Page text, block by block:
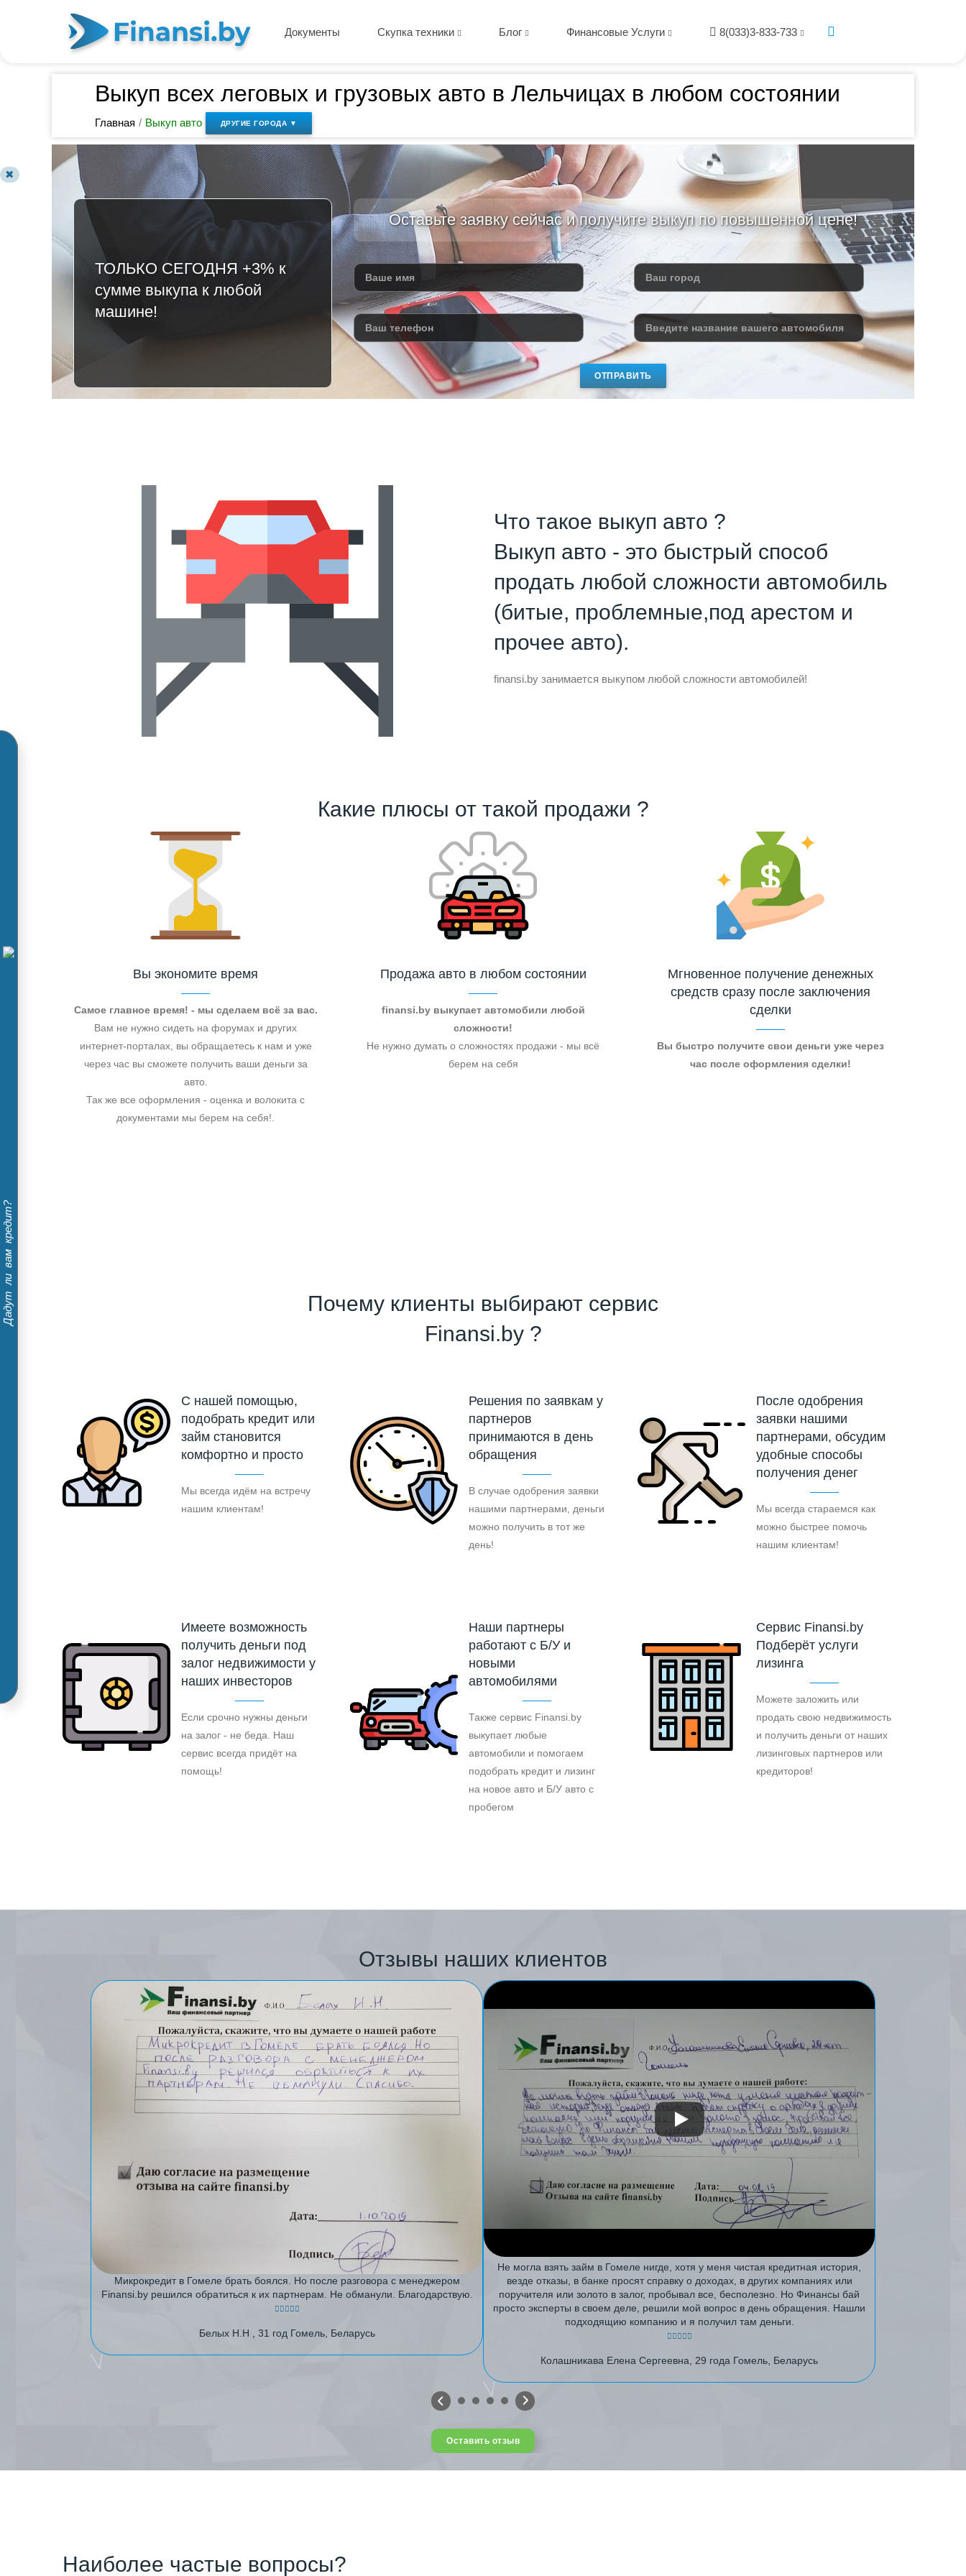
Документы Скупка техники Блог Финансовые Услуги 8(033)3-833-733
✖
Дадут ли вам кредит?
Выкуп всех леговых и грузовых авто в Лельчицах в любом состоянии
Главная / Выкуп авто ДРУГИЕ ГОРОДА ▼
ТОЛЬКО СЕГОДНЯ +3% к
сумме выкупа к любой
машине!
Оставьте заявку сейчас и получите выкуп по повышенной цене!
ОТПРАВИТЬ
Что такое выкуп авто ?
Выкуп авто - это быстрый способ
продать любой сложности автомобиль
(битые, проблемные,под арестом и
прочее авто).
finansi.by занимается выкупом любой сложности автомобилей!
Какие плюсы от такой продажи ?
Вы экономите время
Самое главное время! - мы сделаем всё за вас.
Вам не нужно сидеть на форумах и других
интернет-порталах, вы обращаетесь к нам и уже
через час вы сможете получить ваши деньги за
авто.
Так же все оформления - оценка и волокита с
документами мы берем на себя!.
Продажа авто в любом состоянии
finansi.by выкупает автомобили любой
сложности!
Не нужно думать о сложностях продажи - мы всё
берем на себя
Мгновенное получение денежных
средств сразу после заключения
сделки
Вы быстро получите свои деньги уже через
час после оформления сделки!
Почему клиенты выбирают сервис
Finansi.by ?
С нашей помощью,
подобрать кредит или
займ становится
комфортно и просто
Мы всегда идём на встречу
нашим клиентам!
Решения по заявкам у
партнеров
принимаются в день
обращения
В случае одобрения заявки
нашими партнерами, деньги
можно получить в тот же
день!
После одобрения
заявки нашими
партнерами, обсудим
удобные способы
получения денег
Мы всегда стараемся как
можно быстрее помочь
нашим клиентам!
Имеете возможность
получить деньги под
залог недвижимости у
наших инвесторов
Если срочно нужны деньги
на залог - не беда. Наш
сервис всегда придёт на
помощь!
Наши партнеры
работают с Б/У и
новыми
автомобилями
Также сервис Finansi.by
выкупает любые
автомобили и помогаем
подобрать кредит и лизинг
на новое авто и Б/У авто с
пробегом
Cервис Finansi.by
Подберёт услуги
лизинга
Можете заложить или
продать свою недвижимость
и получить деньги от наших
лизинговых партнеров или
кредиторов!
Отзывы наших клиентов
Микрокредит в Гомеле брать боялся. Но после разговора с менеджером
Finansi.by решился обратиться к их партнерам. Не обманули. Благодарствую.
Белых Н.Н , 31 год Гомель, Беларусь
Не могла взять займ в Гомеле нигде, хотя у меня чистая кредитная история,
везде отказы, в банке просят справку о доходах, в других компаниях или
поручителя или золото в залог, пробывал все, бесполезно. Но Финансы бай
просто эксперты в своем деле, решили мой вопрос в день обращения. Нашли
подходящию компанию и я получил там деньги.
Колашникава Елена Сергеевна, 29 года Гомель, Беларусь
Оставить отзыв
Наиболее частые вопросы?